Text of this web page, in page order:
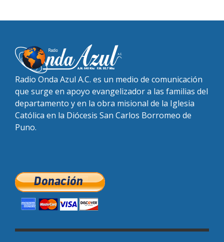
Radio Onda Azul A.C. es un medio de comunicación
que surge en apoyo evangelizador a las familias del
departamento y en la obra misional de la Iglesia
Católica en la Diócesis San Carlos Borromeo de
Puno.